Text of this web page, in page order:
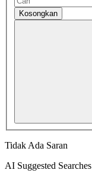
Kosongkan
Tidak Ada Saran
AI Suggested Searches